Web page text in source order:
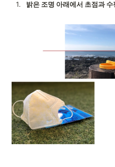
1. 밝은 조명 아래에서 초점과